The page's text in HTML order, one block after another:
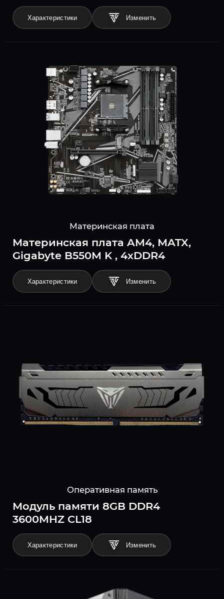
Характеристики
Материнская плата
Материнская плата AM4, MATX,
Gigabyte B550M K , 4xDDR4
Характеристики
Оперативная память
Модуль памяти 8GB DDR4
3600MHZ CL18
Характеристики